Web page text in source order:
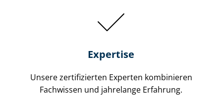
Expertise
Unsere zertifizierten Experten kombinieren
Fachwissen und jahrelange Erfahrung.